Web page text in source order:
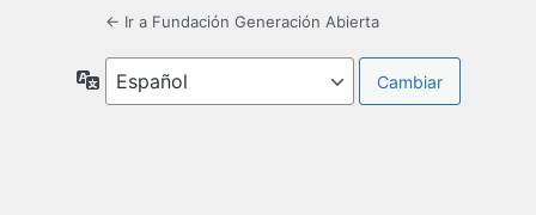
← Ir a Fundación Generación Abierta
Idioma